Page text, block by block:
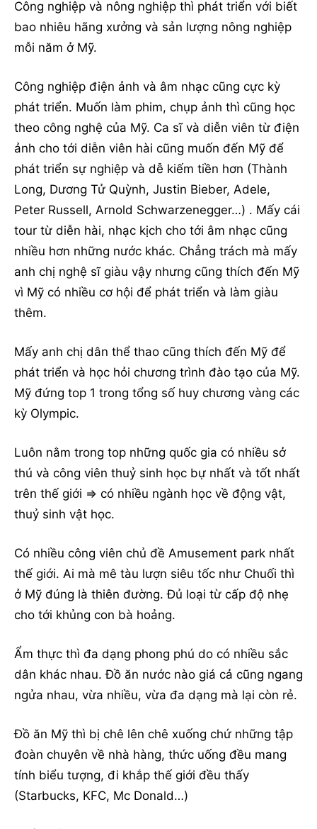
Công nghiệp và nông nghiệp thì phát triển với biết
bao nhiêu hãng xưởng và sản lượng nông nghiệp
mỗi năm ở Mỹ.
Công nghiệp điện ảnh và âm nhạc cũng cực kỳ
phát triển. Muốn làm phim, chụp ảnh thì cũng học
theo công nghệ của Mỹ. Ca sĩ và diễn viên từ điện
ảnh cho tới diễn viên hài cũng muốn đến Mỹ để
phát triển sự nghiệp và dễ kiếm tiền hơn (Thành
Long, Dương Tử Quỳnh, Justin Bieber, Adele,
Peter Russell, Arnold Schwarzenegger…) . Mấy cái
tour từ diễn hài, nhạc kịch cho tới âm nhạc cũng
nhiều hơn những nước khác. Chẳng trách mà mấy
anh chị nghệ sĩ giàu vậy nhưng cũng thích đến Mỹ
vì Mỹ có nhiều cơ hội để phát triển và làm giàu
thêm.
Mấy anh chị dân thể thao cũng thích đến Mỹ để
phát triển và học hỏi chương trình đào tạo của Mỹ.
Mỹ đứng top 1 trong tổng số huy chương vàng các
kỳ Olympic.
Luôn nằm trong top những quốc gia có nhiều sở
thú và công viên thuỷ sinh học bự nhất và tốt nhất
trên thế giới => có nhiều ngành học về động vật,
thuỷ sinh vật học.
Có nhiều công viên chủ đề Amusement park nhất
thế giới. Ai mà mê tàu lượn siêu tốc như Chuối thì
ở Mỹ đúng là thiên đường. Đủ loại từ cấp độ nhẹ
cho tới khủng con bà hoảng.
Ẩm thực thì đa dạng phong phú do có nhiều sắc
dân khác nhau. Đồ ăn nước nào giá cả cũng ngang
ngửa nhau, vừa nhiều, vừa đa dạng mà lại còn rẻ.
Đồ ăn Mỹ thì bị chê lên chê xuống chứ những tập
đoàn chuyên về nhà hàng, thức uống đều mang
tính biểu tượng, đi khắp thế giới đều thấy
(Starbucks, KFC, Mc Donald…)